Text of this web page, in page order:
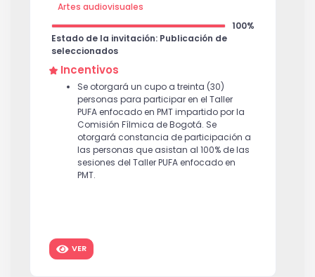
Artes audiovisuales
100%
Estado de la invitación: Publicación de
seleccionados
Incentivos
Se otorgará un cupo a treinta (30)
personas para participar en el Taller
PUFA enfocado en PMT impartido por la
Comisión Fílmica de Bogotá. Se
otorgará constancia de participación a
las personas que asistan al 100% de las
sesiones del Taller PUFA enfocado en
PMT.
VER